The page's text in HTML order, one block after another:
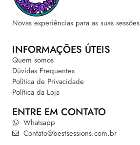
Novas experiências para as suas sessões
INFORMAÇÕES ÚTEIS
Quem somos
Dúvidas Frequentes
Política de Privacidade
Política da Loja
ENTRE EM CONTATO
Whatsapp
Contato@bestsessions.com.br